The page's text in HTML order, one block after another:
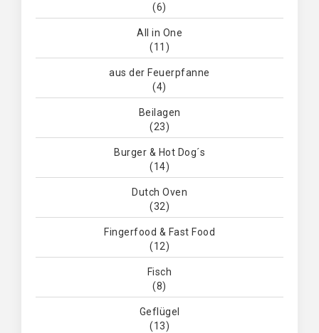
(6)
All in One
(11)
aus der Feuerpfanne
(4)
Beilagen
(23)
Burger & Hot Dog´s
(14)
Dutch Oven
(32)
Fingerfood & Fast Food
(12)
Fisch
(8)
Geflügel
(13)